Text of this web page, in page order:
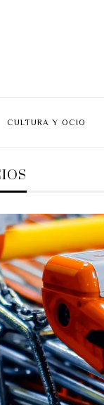
CULTURA Y OCIO